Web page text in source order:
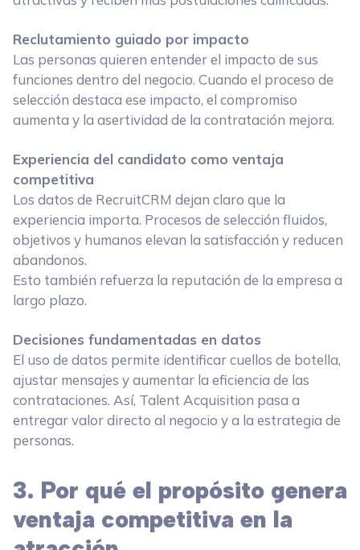
Reclutamiento guiado por impacto
Las personas quieren entender el impacto de sus
funciones dentro del negocio. Cuando el proceso de
selección destaca ese impacto, el compromiso
aumenta y la asertividad de la contratación mejora.
Experiencia del candidato como ventaja
competitiva
Los datos de RecruitCRM dejan claro que la
experiencia importa. Procesos de selección fluidos,
objetivos y humanos elevan la satisfacción y reducen
abandonos.
Esto también refuerza la reputación de la empresa a
largo plazo.
Decisiones fundamentadas en datos
El uso de datos permite identificar cuellos de botella,
ajustar mensajes y aumentar la eficiencia de las
contrataciones. Así, Talent Acquisition pasa a
entregar valor directo al negocio y a la estrategia de
personas.
3. Por qué el propósito genera
ventaja competitiva en la